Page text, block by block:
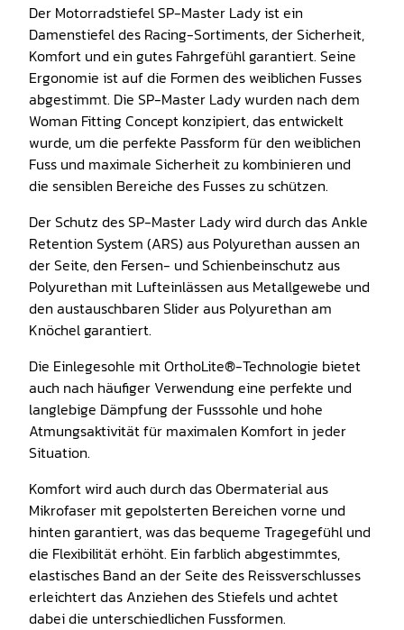
Der Motorradstiefel SP-Master Lady ist ein
Damenstiefel des Racing-Sortiments, der Sicherheit,
Komfort und ein gutes Fahrgefühl garantiert. Seine
Ergonomie ist auf die Formen des weiblichen Fusses
abgestimmt. Die SP-Master Lady wurden nach dem
Woman Fitting Concept konzipiert, das entwickelt
wurde, um die perfekte Passform für den weiblichen
Fuss und maximale Sicherheit zu kombinieren und
die sensiblen Bereiche des Fusses zu schützen.
Der Schutz des SP-Master Lady wird durch das Ankle
Retention System (ARS) aus Polyurethan aussen an
der Seite, den Fersen- und Schienbeinschutz aus
Polyurethan mit Lufteinlässen aus Metallgewebe und
den austauschbaren Slider aus Polyurethan am
Knöchel garantiert.
Die Einlegesohle mit OrthoLite®-Technologie bietet
auch nach häufiger Verwendung eine perfekte und
langlebige Dämpfung der Fusssohle und hohe
Atmungsaktivität für maximalen Komfort in jeder
Situation.
Komfort wird auch durch das Obermaterial aus
Mikrofaser mit gepolsterten Bereichen vorne und
hinten garantiert, was das bequeme Tragegefühl und
die Flexibilität erhöht. Ein farblich abgestimmtes,
elastisches Band an der Seite des Reissverschlusses
erleichtert das Anziehen des Stiefels und achtet
dabei die unterschiedlichen Fussformen.